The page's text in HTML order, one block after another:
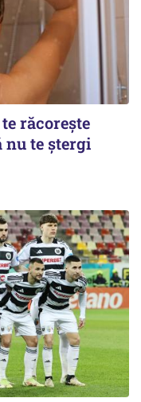
răcorește
nu te ștergi